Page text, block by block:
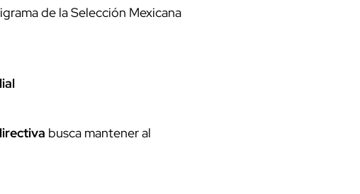
de la Selección Mexicana
busca mantener al